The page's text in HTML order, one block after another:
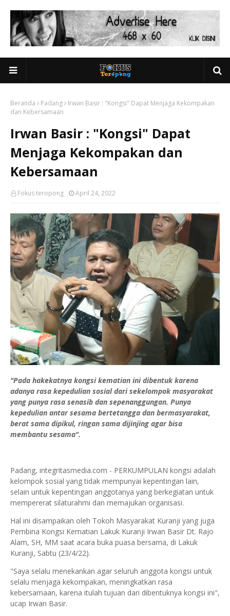
Beranda Padang
Irwan Basir : "Kongsi" Dapat Menjaga Kekompakan
dan Kebersamaan
Irwan Basir : "Kongsi" Dapat
Menjaga Kekompakan dan
Kebersamaan
Fokus teropong April 24, 2022
"Pada hakekatnya kongsi kematian ini dibentuk karena
adanya rasa kepedulian sosial dari sekelompok masyarakat
yang punya rasa senasib dan sepenanggungan. Punya
kepedulian antar sesama bertetangga dan bermasyarakat,
berat sama dipikul, ringan sama dijinjing agar bisa
membantu sesama".
Padang, integritasmedia.com - PERKUMPULAN kongsi adalah
kelompok sosial yang tidak mempunyai kepentingan lain,
selain untuk kepentingan anggotanya yang berkegiatan untuk
mempererat silaturahmi dan memajukan organisasi.
Hal ini disampaikan oleh Tokoh Masyarakat Kuranji yang juga
Pembina Kongsi Kematian Lakuk Kuranji Irwan Basir Dt. Rajo
Alam, SH, MM saat acara buka puasa bersama, di Lakuk
Kuranji, Sabtu (23/4/22).
"Saya selalu menekankan agar seluruh anggota kongsi untuk
selalu menjaga kekompakan, meningkatkan rasa
kebersamaan, karena itulah tujuan dari dibentuknya kongsi ini",
ucap Irwan Basir.